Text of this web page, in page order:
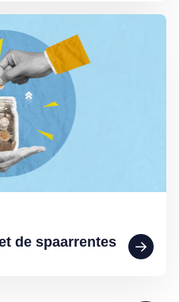
de spaarrentes
met de spaarrentes